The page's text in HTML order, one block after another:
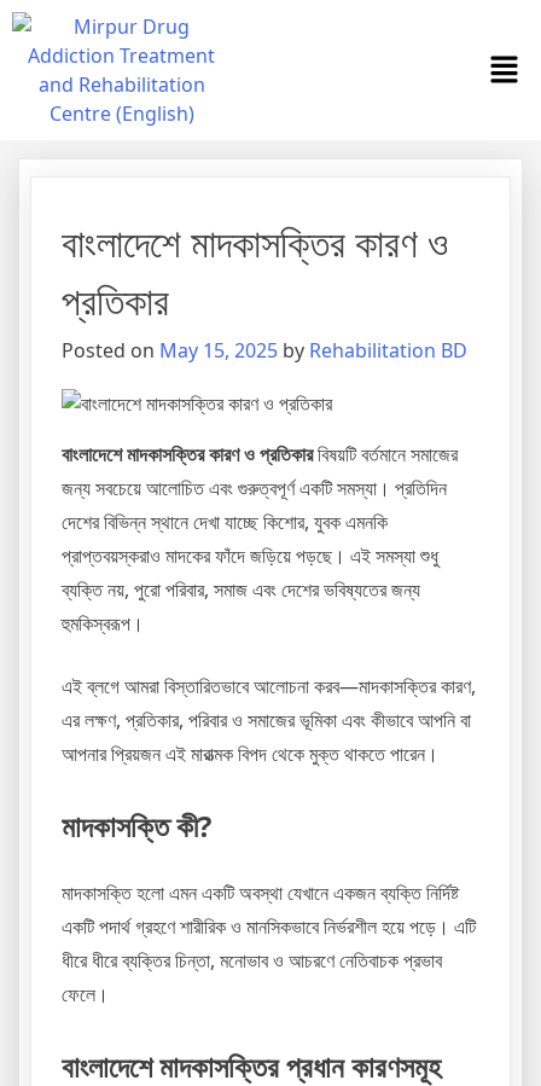
বাংলাদেশে মাদকাসক্তির কারণ ও
প্রতিকার
Posted on May 15, 2025 by Rehabilitation BD
বাংলাদেশে মাদকাসক্তির কারণ ও প্রতিকারবিষয়টি বর্তমানে সমাজের
জন্য সবচেয়ে আলোচিত এবং গুরুত্বপূর্ণ একটি সমস্যা। প্রতিদিন
দেশের বিভিন্ন স্থানে দেখা যাচ্ছে কিশোর, যুবক এমনকি
প্রাপ্তবয়স্করাও মাদকের ফাঁদে জড়িয়ে পড়ছে। এই সমস্যা শুধু
ব্যক্তি নয়, পুরো পরিবার, সমাজ এবং দেশের ভবিষ্যতের জন্য
হুমকিস্বরূপ।
এই ব্লগে আমরা বিস্তারিতভাবে আলোচনা করব—মাদকাসক্তির কারণ,
এর লক্ষণ, প্রতিকার, পরিবার ও সমাজের ভূমিকা এবং কীভাবে আপনি বা
আপনার প্রিয়জন এই মারাত্মক বিপদ থেকে মুক্ত থাকতে পারেন।
মাদকাসক্তি কী?
মাদকাসক্তি হলো এমন একটি অবস্থা যেখানে একজন ব্যক্তি নির্দিষ্ট
একটি পদার্থ গ্রহণে শারীরিক ও মানসিকভাবে নির্ভরশীল হয়ে পড়ে। এটি
ধীরে ধীরে ব্যক্তির চিন্তা, মনোভাব ও আচরণে নেতিবাচক প্রভাব
ফেলে।
বাংলাদেশে মাদকাসক্তির প্রধান কারণসমূহ